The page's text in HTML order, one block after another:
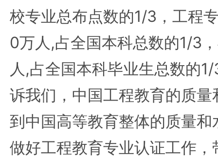
校专业总布点数的1/3，工程
0万人,占全国本科总数的1/3
人,占全国本科毕业生总数的
诉我们，中国工程教育的质
到中国高等教育整体的质量
做好工程教育专业认证工作